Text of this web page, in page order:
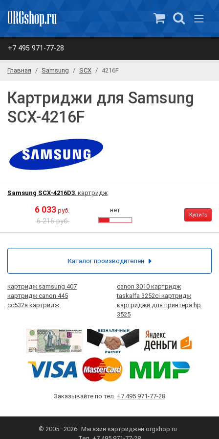
+7 495 971-77-28
Главная Samsung SCX 4216F
Картриджи для Samsung
SCX-4216F
Samsung SCX-4216D3, картридж
6 033 руб.
6 216 руб.
нет
Купить
картридж samsung 407
canon 3010 картридж
картридж canon 445
taskalfa 3252ci картридж
cc532a картридж
картриджи для принтера hp
3525
Заказывайте по тел. +7 495 971-77-28
© 2005–2026 Магазин картриджей orgshop.ru